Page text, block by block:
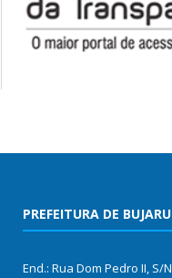
PREFEITURA DE BUJARU
End.: Rua Dom Pedro II, S/N